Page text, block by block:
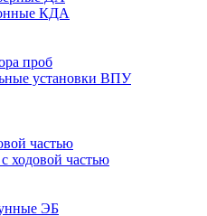
КДА
проб
установки ВПУ
частью
ходовой частью
ЭБ